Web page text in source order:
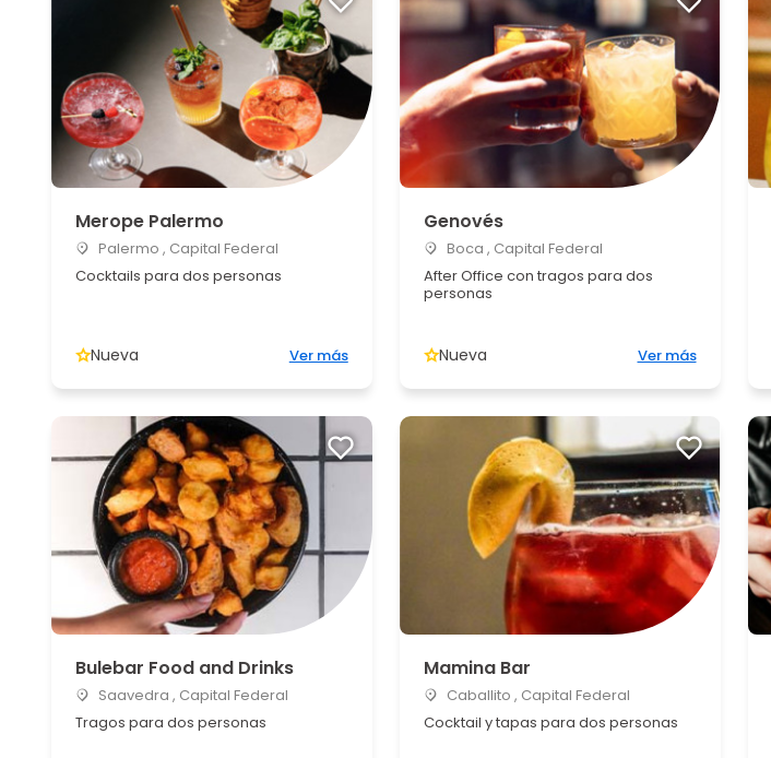
Merope Palermo
Palermo , Capital Federal
Cocktails para dos personas
Nueva Ver más
Genovés
Boca , Capital Federal
After Office con tragos para dos
personas
Nueva Ver más
Bulebar Food and Drinks
Saavedra , Capital Federal
Tragos para dos personas
Mamina Bar
Caballito , Capital Federal
Cocktail y tapas para dos personas